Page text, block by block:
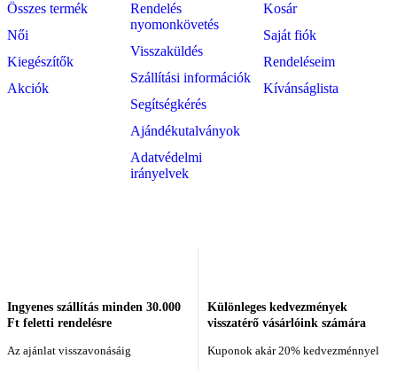
Összes termék
Női
Kiegészítők
Akciók
Rendelés
nyomonkövetés
Visszaküldés
Szállítási információk
Segítségkérés
Ajándékutalványok
Adatvédelmi
irányelvek
Kosár
Saját fiók
Rendeléseim
Kívánságlista
Ingyenes szállítás minden 30.000
Ft feletti rendelésre
Az ajánlat visszavonásáig
Különleges kedvezmények
visszatérő vásárlóink számára
Kuponok akár 20% kedvezménnyel